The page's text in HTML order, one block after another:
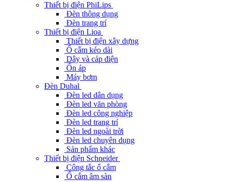
Thiết bị điện PhiLips
Đèn thông dụng
Đèn trang trí
Thiết bị điện Lioa
Thiết bị điện xây dựng
Ổ cắm kéo dài
Dây và cáp điện
Ổn áp
Máy bơm
Đèn Duhal
Đèn led dân dụng
Đèn led văn phòng
Đèn led công nghiệp
Đèn led trang trí
Đèn led ngoài trời
Đèn led chuyên dụng
Sản phẩm khác
Thiết bị điện Schneider
Công tắc ổ cắm
Ổ cắm âm sàn